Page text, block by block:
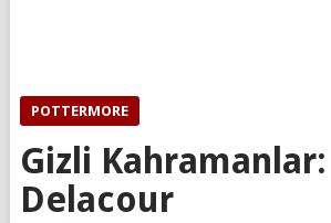
POTTERMORE
Gizli
Delacour